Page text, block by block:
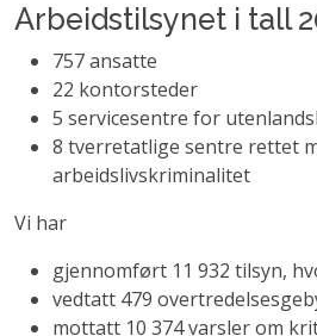
Arbeidstilsynet i tall
757 ansatte
22 kontorsteder
5 servicesentre for
8 tverretatlige sentre rettet
arbeidslivskriminalitet
Vi har
gjennomført 11 932 tilsyn,
vedtatt 479
mottatt 10 374 varsler om